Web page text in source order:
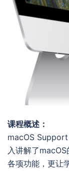
课程概述：
macOS Support
入讲解了
各项功能，更让